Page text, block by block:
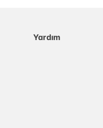
Yardım